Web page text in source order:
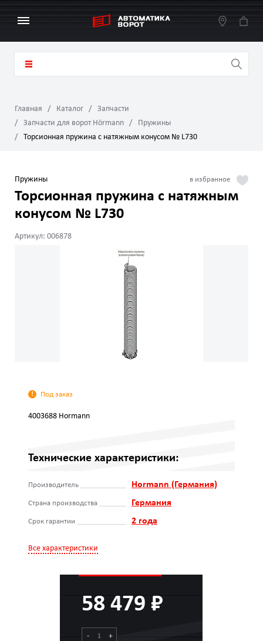
Главная Каталог
Запчасти
Запчасти для ворот Hörmann
Пружины
Торсионная пружина с натяжным конусом № L730
Пружины
Торсионная пружина с натяжным
конусом № L730
Артикул: 006878
Под заказ
4003688 Hormann
Технические характеристики:
Производитель Hormann (Германия)
Страна производства Германия
Срок гарантии 2 года
Все характеристики
58 479 ₽
- +